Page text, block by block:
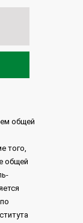
общей
того,
общей